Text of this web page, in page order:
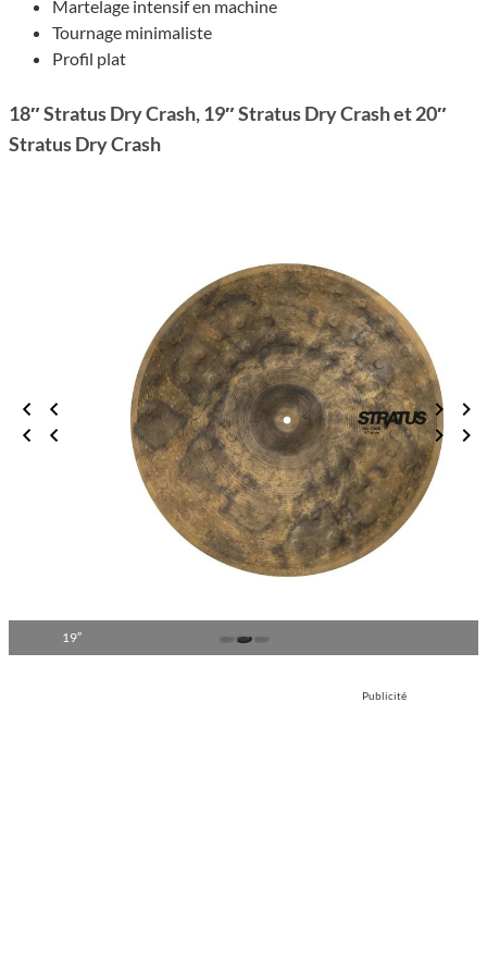
Marte­lage inten­sif en machine
Tour­nage mini­ma­liste
Profil plat
18″ Stra­tus Dry Crash, 19″ Stra­tus Dry Crash et 20″
Stra­tus Dry Crash
18″
Publicité